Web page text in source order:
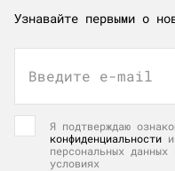
Узнавайте первыми о
Введите e-mail
Я подтверждаю
конфиденциальности
персональных
условиях